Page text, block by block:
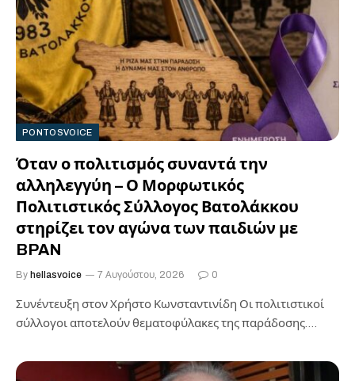
PONTOSVOICE
Όταν ο πολιτισμός συναντά την
αλληλεγγύη – Ο Μορφωτικός
Πολιτιστικός Σύλλογος Βατολάκκου
στηρίζει τον αγώνα των παιδιών με
BPAN
By hellasvoice 7 Αυγούστου, 2026 0
Συνέντευξη στον Χρήστο Κωνσταντινίδη Οι πολιτιστικοί
σύλλογοι αποτελούν θεματοφύλακες της παράδοσης.
ρόλος…